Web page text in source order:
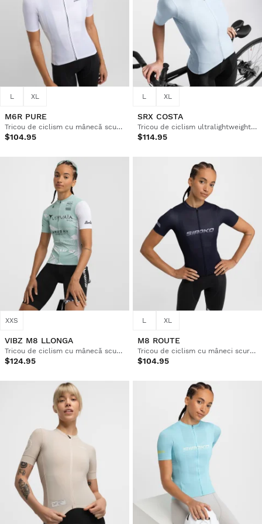
L XL
M6R PURE
Tricou de ciclism cu mânecă scurtă pentru femei din țesături reciclate
$104.95
L XL
SRX COSTA
Tricou de ciclism ultralightweight pentru femei
$114.95
XXS
VIBZ M8 LLONGA
Tricou de ciclism cu mânecă scurtă Vuelta a Ibiza MTB x Siroko pentru femei
$124.95
L XL
M8 ROUTE
Tricou de ciclism cu mâneci scurte din plasă pentru femei
$104.95